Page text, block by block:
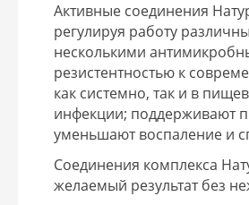
Активные соединения
регулируя работу
несколькими
резистентностью к
как системно, так и в
инфекции; поддерживают
уменьшают воспаление и
Соединения комплекса
желаемый результат без